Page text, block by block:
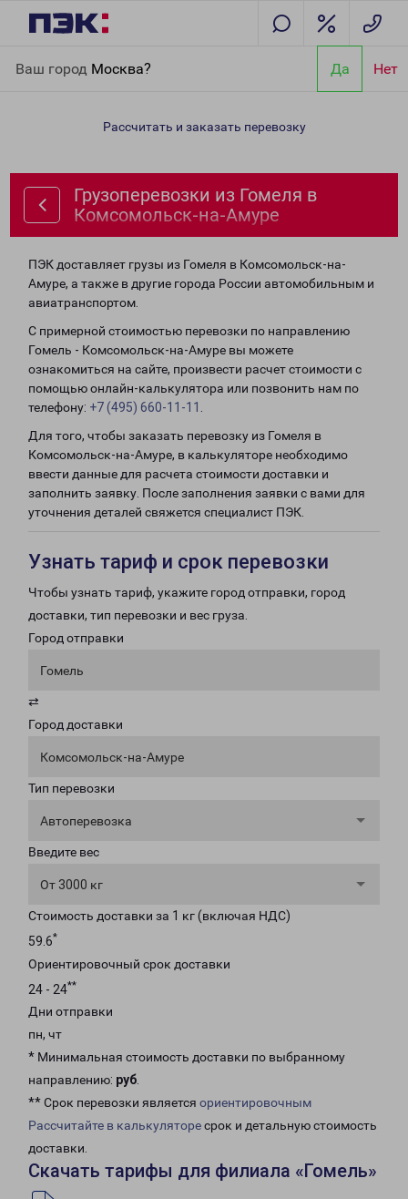
Ваш город Москва? Да Нет
Комсомольск-на-Амуре
Рассчитать и заказать перевозку
Грузоперевозки из Гомеля в
Комсомольск-на-Амуре
ПЭК доставляет грузы из Гомеля в Комсомольск-на-
Амуре, а также в другие города России автомобильным и
авиатранспортом.
С примерной стоимостью перевозки по направлению
Гомель - Комсомольск-на-Амуре вы можете
ознакомиться на сайте, произвести расчет стоимости с
помощью онлайн-калькулятора или позвонить нам по
телефону: +7 (495) 660-11-11
Для того, чтобы заказать перевозку из Гомеля в
Комсомольск-на-Амуре, в калькуляторе необходимо
ввести данные для расчета стоимости доставки и
заполнить заявку. После заполнения заявки с вами для
уточнения деталей свяжется специалист ПЭК.
Узнать тариф и срок перевозки
Чтобы узнать тариф, укажите город отправки, город
доставки, тип перевозки и вес груза.
Город отправки
Гомель
⇄
Город доставки
Комсомольск-на-Амуре
Тип перевозки
Автоперевозка
Введите вес
От 3000 кг
Стоимость доставки за 1 кг (включая НДС)
59.6*
Ориентировочный срок доставки
24 - 24**
Дни отправки
пн, чт
* Минимальная стоимость доставки по выбранному
направлению: руб.
** Срок перевозки является ориентировочным
Рассчитайте в калькуляторесрок и детальную стоимость
доставки.
Скачать тарифы для филиала «Гомель»